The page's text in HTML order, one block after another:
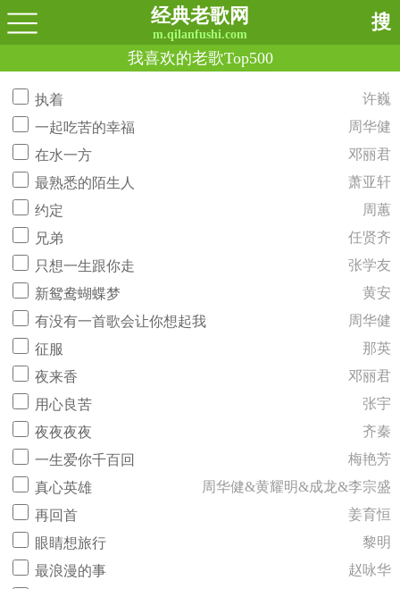
经典老歌网
m.qilanfushi.com
搜
我喜欢的老歌Top500
执着
许巍
一起吃苦的幸福
周华健
在水一方
邓丽君
最熟悉的陌生人
萧亚轩
约定
周蕙
兄弟
任贤齐
只想一生跟你走
张学友
新鸳鸯蝴蝶梦
黄安
有没有一首歌会让你想起我
周华健
征服
那英
夜来香
邓丽君
用心良苦
张宇
夜夜夜夜
齐秦
一生爱你千百回
梅艳芳
真心英雄
周华健&黄耀明&成龙&李宗盛
再回首
姜育恒
眼睛想旅行
黎明
最浪漫的事
赵咏华